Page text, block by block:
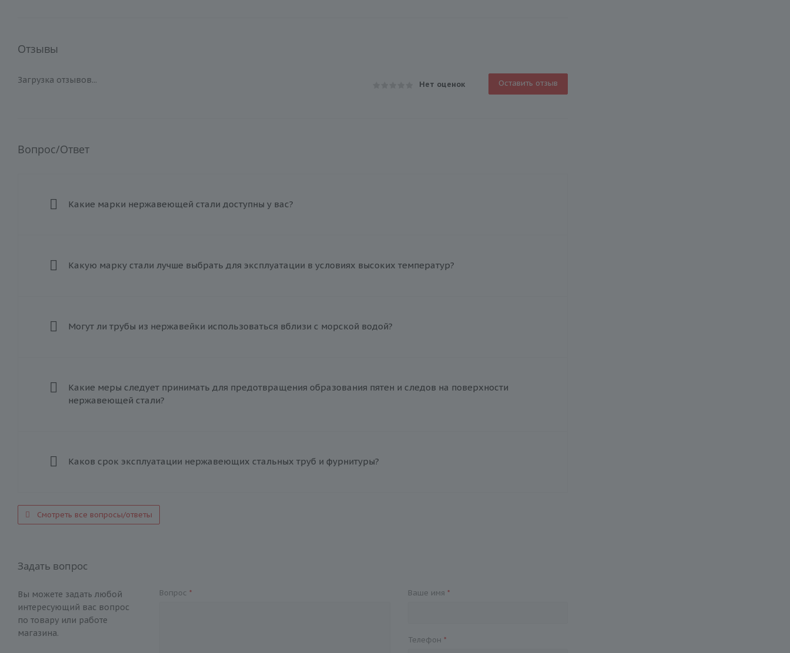
Отзывы
Нет оценок Оставить отзыв
Загрузка отзывов...
Вопрос/Ответ
Какие марки нержавеющей стали доступны у вас?
Какую марку стали лучше выбрать для эксплуатации в условиях высоких температур?
Могут ли трубы из нержавейки использоваться вблизи с морской водой?
Какие меры следует принимать для предотвращения образования пятен и следов на поверхности
нержавеющей стали?
Каков срок эксплуатации нержавеющих стальных труб и фурнитуры?
Смотреть все вопросы/ответы
Задать вопрос
Вы можете задать любой
интересующий вас вопрос
по товару или работе
магазина.
Вопрос* Ваше имя *
Телефон *